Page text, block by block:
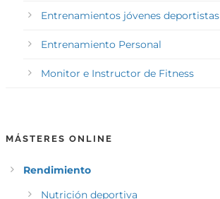
Entrenamientos jóvenes deportistas
Entrenamiento Personal
Monitor e Instructor de Fitness
MÁSTERES ONLINE
Rendimiento
Nutrición deportiva